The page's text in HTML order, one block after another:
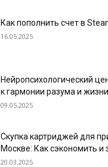
Как пополнить счет в
16.05.2025
Нейропсихологический
к гармонии разума и жизни
09.05.2025
Скупка картриджей для
Москве: Как сэкономить и
20.03.2025